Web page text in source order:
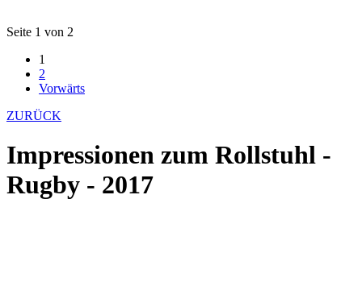
Seite 1 von 2
1
2
Vorwärts
ZURÜCK
Impressionen zum Rollstuhl -
Rugby - 2017